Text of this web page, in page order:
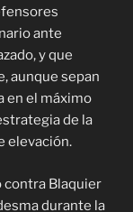
ante
y que
aunque sepan
en el máximo
de la
elevación.
contra Blaquier
durante la